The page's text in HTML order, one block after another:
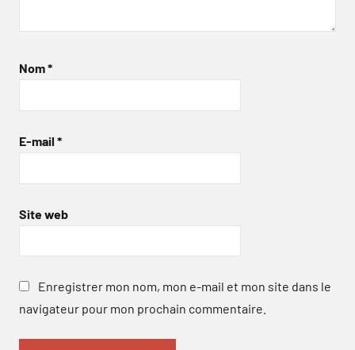
Nom*
E-mail *
Site web
Enregistrer mon nom, mon e-mail et mon site dans le
navigateur pour mon prochain commentaire.